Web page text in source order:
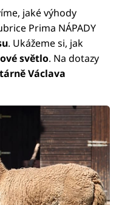
jaké výhody
Prima NÁPADY
. Ukážeme si, jak
světlo. Na dotazy
Václava